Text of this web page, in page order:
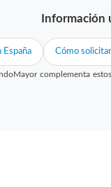
Información
España Cómo
complementa